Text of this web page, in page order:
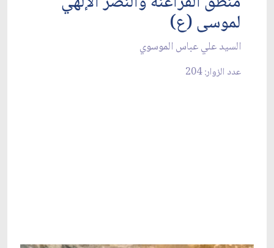
لموسى (ع)
السيد علي عباس الموسوي
عدد الزوار: 204